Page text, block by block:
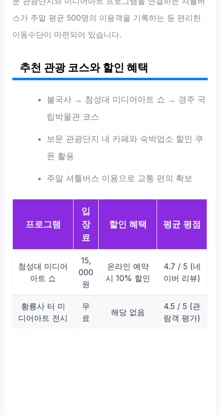
스가 주말 평균 500명의 이용객을 기록하는 등 편리한
이동수단이 마련되어 있습니다.
추천 관광 코스와 할인 혜택
불국사 → 첨성대 미디어아트 쇼 → 경주 국
립박물관 코스
보문 관광단지 내 카페와 숙박업소 할인 쿠
폰 활용
주말 셔틀버스 이용으로 교통 편의 확보
프로그램
입
장
료
할인 혜택 평균 평점
첨성대 미디어
아트 쇼
15,
000
원
온라인 예약
시 10% 할인
4.7 / 5 (네
이버 리뷰)
황룡사 터 미
디어아트 전시
무
료
해당 없음
4.5 / 5 (관
람객 평가)